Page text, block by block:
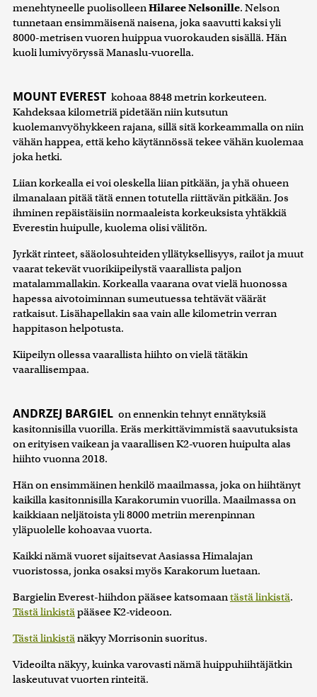
menehtyneelle puolisolleenHilaree Nelsonille. Nelson
tunnetaan ensimmäisenä naisena, joka saavutti kaksi yli
8000-metrisen vuoren huippua vuorokauden sisällä. Hän
kuoli lumivyöryssä Manaslu-vuorella.
MOUNT EVEREST kohoaa 8848 metrin korkeuteen.
Kahdeksaa kilometriä pidetään niin kutsutun
kuolemanvyöhykkeen rajana, sillä sitä korkeammalla on niin
vähän happea, että keho käytännössä tekee vähän kuolemaa
joka hetki.
Liian korkealla ei voi oleskella liian pitkään, ja yhä ohueen
ilmanalaan pitää tätä ennen totutella riittävän pitkään. Jos
ihminen repäistäisiin normaaleista korkeuksista yhtäkkiä
Everestin huipulle, kuolema olisi välitön.
Jyrkät rinteet, sääolosuhteiden yllätyksellisyys, railot ja muut
vaarat tekevät vuorikiipeilystä vaarallista paljon
matalammallakin. Korkealla vaarana ovat vielä huonossa
hapessa aivotoiminnan sumeutuessa tehtävät väärät
ratkaisut. Lisähapellakin saa vain alle kilometrin verran
happitason helpotusta.
Kiipeilyn ollessa vaarallista hiihto on vielä tätäkin
vaarallisempaa.
ANDRZEJ BARGIEL on ennenkin tehnyt ennätyksiä
kasitonnisilla vuorilla. Eräs merkittävimmistä saavutuksista
on erityisen vaikean ja vaarallisen K2-vuoren huipulta alas
hiihto vuonna 2018.
Hän on ensimmäinen henkilö maailmassa, joka on hiihtänyt
kaikilla kasitonnisilla Karakorumin vuorilla. Maailmassa on
kaikkiaan neljätoista yli 8000 metriin merenpinnan
yläpuolelle kohoavaa vuorta.
Kaikki nämä vuoret sijaitsevat Aasiassa Himalajan
vuoristossa, jonka osaksi myös Karakorum luetaan.
Bargielin Everest-hiihdon pääsee katsomaantästä linkistä.
Tästä linkistäpääsee K2-videoon.
Tästä linkistänäkyy Morrisonin suoritus.
Videoilta näkyy, kuinka varovasti nämä huippuhiihtäjätkin
laskeutuvat vuorten rinteitä.